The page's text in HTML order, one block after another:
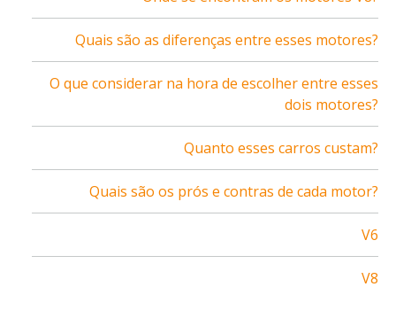
Quais são as diferenças entre esses motores?
O que considerar na hora de escolher entre esses
dois motores?
Quanto esses carros custam?
Quais são os prós e contras de cada motor?
V6
V8